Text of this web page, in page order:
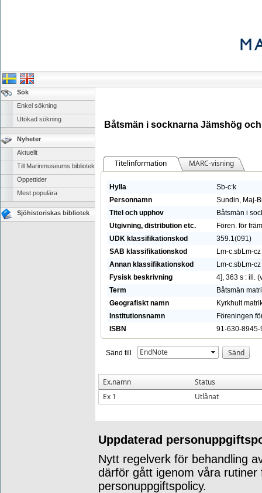
Sök
Enkel sökning
Utökad sökning
Nyheter
Aktuellt
Till Marinmuseums bibliotek
Öppettider
Mest populära
Sjöhistoriskas bibliotek
Båtsmän i socknarna Jämshög
Titelinformation MARC-visning
Hylla
Sb-c:k
Personnamn
Sundin, Maj-
Titel och upphov
Båtsmän i
Utgivning, distribution etc.
Fören. för
UDK klassifikationskod
359.1(091)
SAB klassifikationskod
Lm-c.sbLm-
Annan klassifikationskod
Lm-c.sbLm-
Fysisk beskrivning
4], 363 s : ill.
Term
Båtsmän
Geografiskt namn
Kyrkhult
Institutionsnamn
Föreningen
ISBN
91-630-8945-
Sänd till EndNote
Ex.namn
Status
Ex 1
Utlånat
Uppdaterad
Nytt regelverk för behandling
därför gått igenom våra
personuppgiftspolicy.